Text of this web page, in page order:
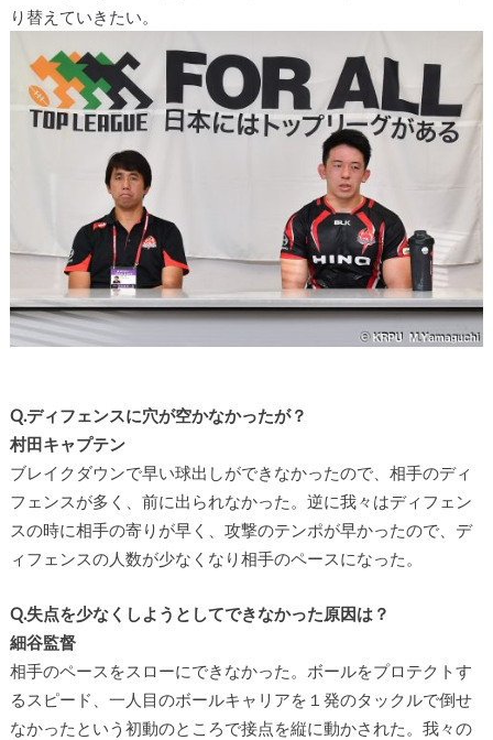
り替えていきたい。
Q.ディフェンスに穴が空かなかったが？
村田キャプテン
ブレイクダウンで早い球出しができなかったので、相手のディ
フェンスが多く、前に出られなかった。逆に我々はディフェン
スの時に相手の寄りが早く、攻撃のテンポが早かったので、デ
ィフェンスの人数が少なくなり相手のペースになった。
Q.失点を少なくしようとしてできなかった原因は？
細谷監督
相手のペースをスローにできなかった。ボールをプロテクトす
るスピード、一人目のボールキャリアを１発のタックルで倒せ
なかったという初動のところで接点を縦に動かされた。我々の